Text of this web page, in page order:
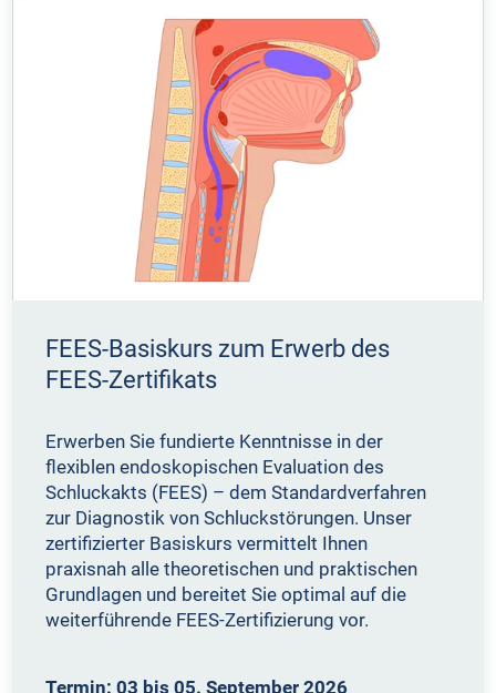
FEES-Basiskurs zum Erwerb des
FEES-Zertifikats
Erwerben Sie fundierte Kenntnisse in der
flexiblen endoskopischen Evaluation des
Schluckakts (FEES) – dem Standardverfahren
zur Diagnostik von Schluckstörungen. Unser
zertifizierter Basiskurs vermittelt Ihnen
praxisnah alle theoretischen und praktischen
Grundlagen und bereitet Sie optimal auf die
weiterführende FEES-Zertifizierung vor.
Termin: 03 bis 05. September 2026